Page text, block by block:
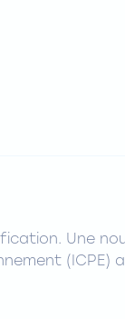
Une
(ICPE)